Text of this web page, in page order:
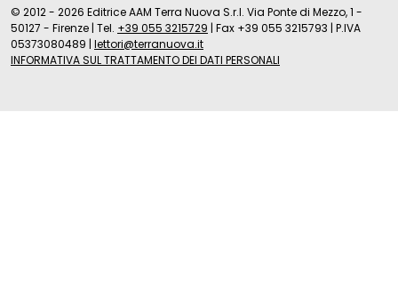
© 2012 - 2026 Editrice AAM Terra Nuova S.r.l. Via Ponte di Mezzo, 1 -
50127 - Firenze | Tel. +39 055 3215729 | Fax +39 055 3215793 | P.IVA
05373080489 | lettori@terranuova.it
INFORMATIVA SUL TRATTAMENTO DEI DATI PERSONALI